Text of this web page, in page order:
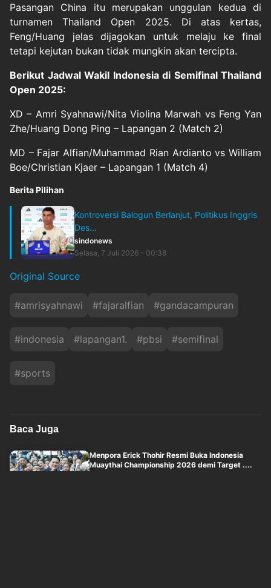
Pasangan China itu merupakan unggulan kedua di
turnamen Thailand Open 2025. Di atas kertas,
Feng/Huang jelas dijagokan untuk melaju ke final
tetapi kejutan bukan tidak mungkin akan tercipta.
Berikut Jadwal Wakil Indonesia di Semifinal Thailand
Open 2025:
XD – Amri Syahnawi/Nita Violina Marwah vs Feng Yan
Zhe/Huang Dong Ping – Lapangan 2 (Match 2)
MD – Fajar Alfian/Muhammad Rian Ardianto vs William
Boe/Christian Kjaer – Lapangan 1 (Match 4)
Berita Pilihan
Kontroversi Balogun Berlanjut, Politikus Inggris
Des...
sindonews
Selasa, 7 Juli 2026 - 00:38
Original Source
#amrisyahnawi #fajaralfian #gandacampuran
#indonesia #lapangan1. #pbsi #semifinal
#sports
Baca Juga
Menpora Erick Thohir Resmi Buka Indonesia
Muaythai Championship 2026 demi Target ....